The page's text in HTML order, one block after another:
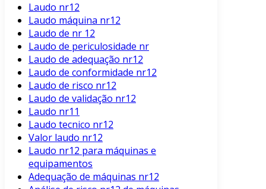
Laudo nr12
Laudo máquina nr12
Laudo de nr 12
Laudo de periculosidade nr
Laudo de adequação nr12
Laudo de conformidade nr12
Laudo de risco nr12
Laudo de validação nr12
Laudo nr11
Laudo tecnico nr12
Valor laudo nr12
Laudo nr12 para máquinas e
equipamentos
Adequação de máquinas nr12